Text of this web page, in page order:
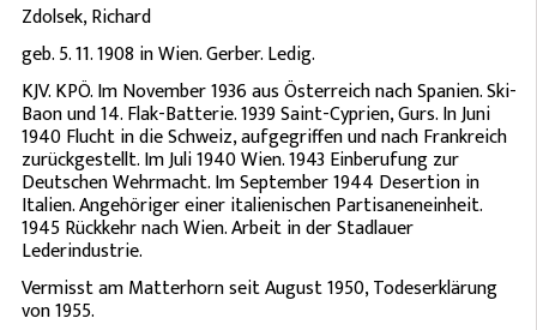
Zdolsek, Richard
geb. 5. 11. 1908 in Wien. Gerber. Ledig.
KJV. KPÖ. Im November 1936 aus Österreich nach Spanien. Ski-
Baon und 14. Flak-Batterie. 1939 Saint-Cyprien, Gurs. In Juni
1940 Flucht in die Schweiz, aufgegriffen und nach Frankreich
zurückgestellt. Im Juli 1940 Wien. 1943 Einberufung zur
Deutschen Wehrmacht. Im September 1944 Desertion in
Italien. Angehöriger einer italienischen Partisaneneinheit.
1945 Rückkehr nach Wien. Arbeit in der Stadlauer
Lederindustrie.
Vermisst am Matterhorn seit August 1950, Todeserklärung
von 1955.